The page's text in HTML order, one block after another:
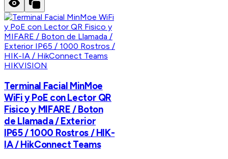
HIKVISION
Terminal Facial MinMoe
WiFi y PoE con Lector QR
Fisico y MIFARE / Boton
de Llamada / Exterior
IP65 / 1000 Rostros / HIK-
IA / HikConnect Teams